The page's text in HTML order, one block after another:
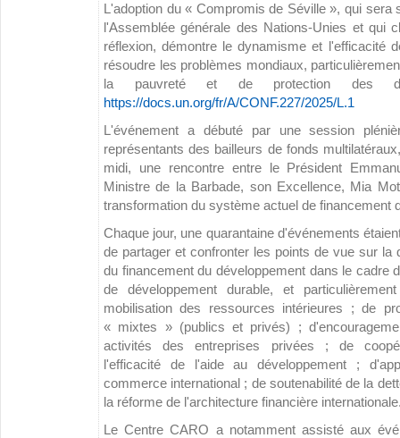
L'adoption du « Compromis de Séville », qui sera
l'Assemblée générale des Nations-Unies et qui
réflexion, démontre le dynamisme et l'efficacité
résoudre les problèmes mondiaux,
la pauvreté et de protection des
https://docs.un.org/fr/A/CONF.227/2025/L.1
L'événement a débuté par une session
représentants des bailleurs de fonds
midi, une rencontre entre le Président
Ministre de la Barbade, son Excellence, Mia
transformation du système actuel de financement
Chaque jour, une quarantaine d'événements
de partager et confronter les points de vue sur la
du financement du développement dans le cadre
de développement durable, et
mobilisation des ressources intérieures ; de
« mixtes » (publics et privés) ;
activités des entreprises privées ; de
l'efficacité de l'aide au développement ;
commerce international ; de soutenabilité de la
la réforme de l'architecture financière
Le Centre CARO a notamment assisté aux